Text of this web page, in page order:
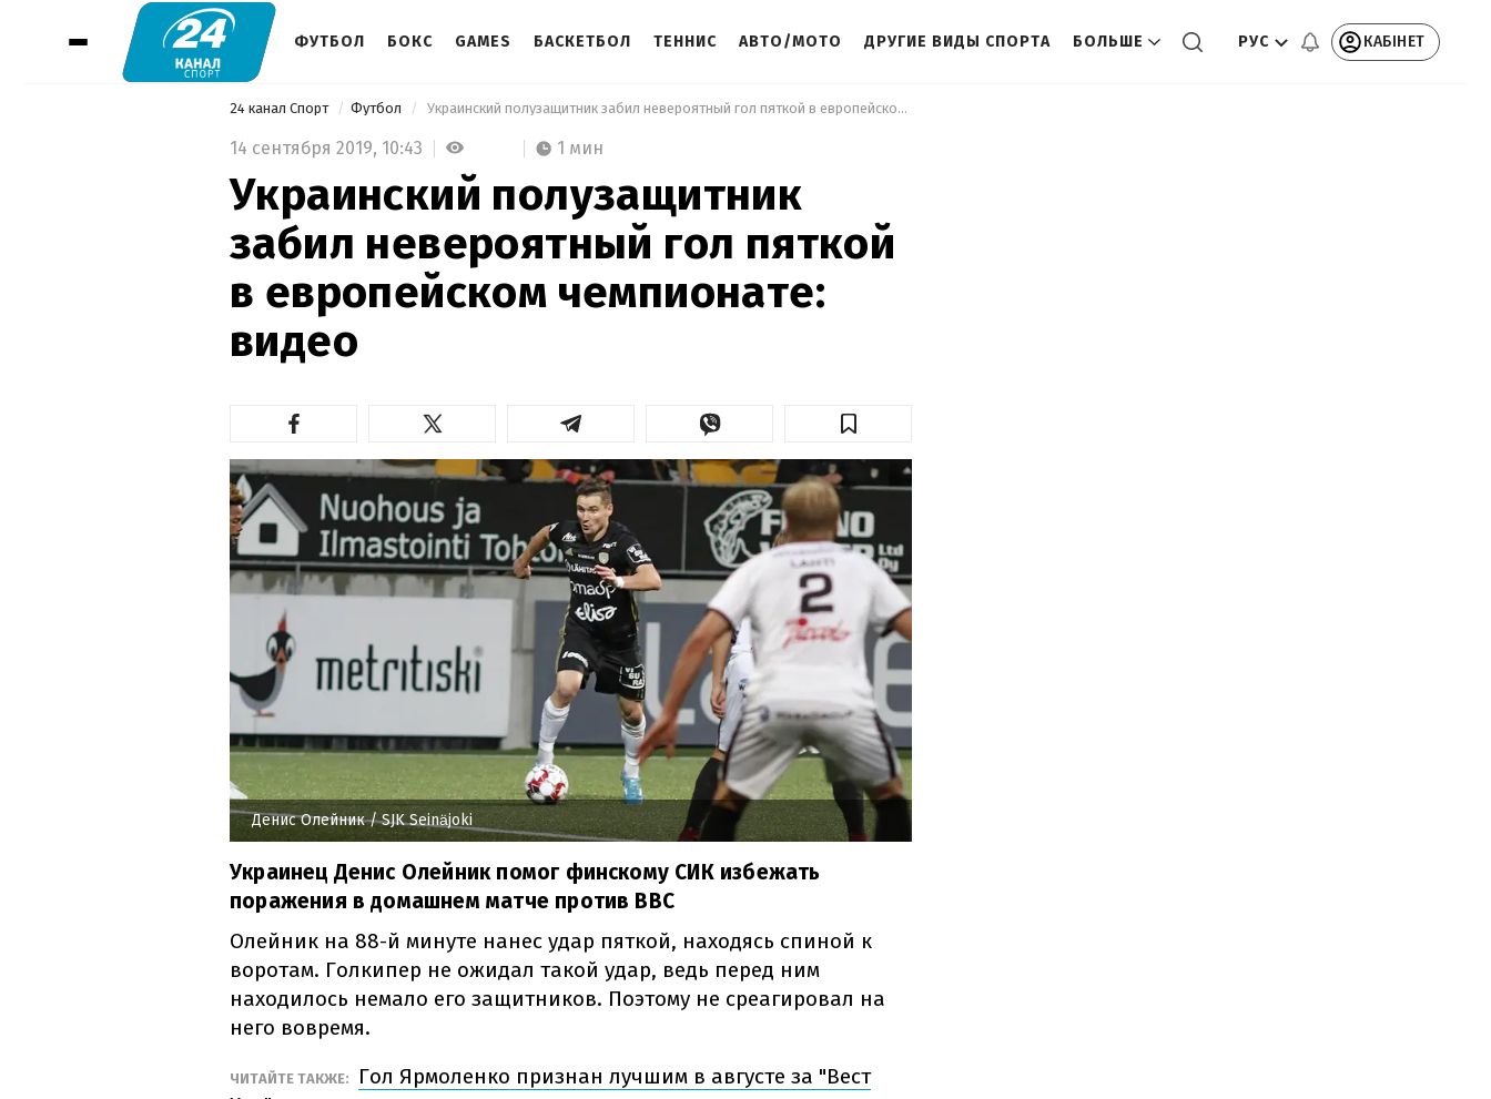
ФУТБОЛ БОКС GAMES БАСКЕТБОЛ ТЕННИС АВТО/МОТО ДРУГИЕ ВИДЫ СПОРТА БОЛЬШЕ РУС КАБІНЕТ
24 канал Спорт Футбол Украинский полузащитник забил невероятный гол пяткой в европейском чемпионате: видео
14 сентября 2019, 10:43 1 мин
Украинский полузащитник
забил невероятный гол пяткой
в европейском чемпионате:
видео
Денис Олейник/ SJK Seinäjoki
Украинец Денис Олейник помог финскому СИК избежать
поражения в домашнем матче против ВВС
Олейник на 88-й минуте нанес удар пяткой, находясь спиной к
воротам. Голкипер не ожидал такой удар, ведь перед ним
находилось немало его защитников. Поэтому не среагировал на
него вовремя.
ЧИТАЙТЕ ТАКЖЕ:
Гол Ярмоленко признан лучшим в августе за "Вест